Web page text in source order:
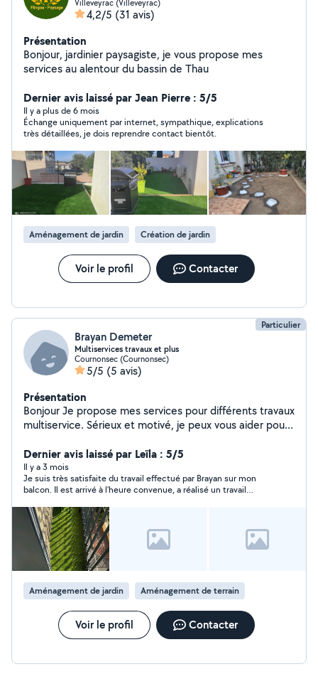
Villeveyrac (Villeveyrac)
4,2/5 (31 avis)
Présentation
Bonjour, jardinier paysagiste, je vous propose mes
services au alentour du bassin de Thau
Dernier avis laissé par Jean Pierre : 5/5
Il y a plus de 6 mois
Échange uniquement par internet, sympathique, explications
très détaillées, je dois reprendre contact bientôt.
Aménagement de jardin Création de jardin
Voir le profil Contacter
Particulier
Brayan Demeter
Multiservices travaux et plus
Cournonsec (Cournonsec)
5/5 (5 avis)
Présentation
Bonjour Je propose mes services pour différents travaux
multiservice. Sérieux et motivé, je peux vous aider pour
nettoyage, aménagement) ainsi que pour divers travaux
du quotidien. Je réalise également de la petite
mécanique automobile : entretien courant, vidange,
changement de filtres et petite réparations, ect.
N'hésitez pas à me contacter pour plus d'informations,
je suis disponible et à l'écoute de vos besoin.
Dernier avis laissé par Leïla : 5/5
Il y a 3 mois
Je suis très satisfaite du travail effectué par Brayan sur mon
balcon. Il est arrivé à l’heure convenue, a réalisé un travail
recommande sans hésitation.
Aménagement de jardin Aménagement de terrain
Voir le profil Contacter